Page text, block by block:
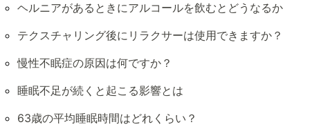
ヘルニアがあるときにアルコールを飲むとどうなるか
テクスチャリング後にリラクサーは使用できますか？
慢性不眠症の原因は何ですか？
睡眠不足が続くと起こる影響とは
63歳の平均睡眠時間はどれくらい？